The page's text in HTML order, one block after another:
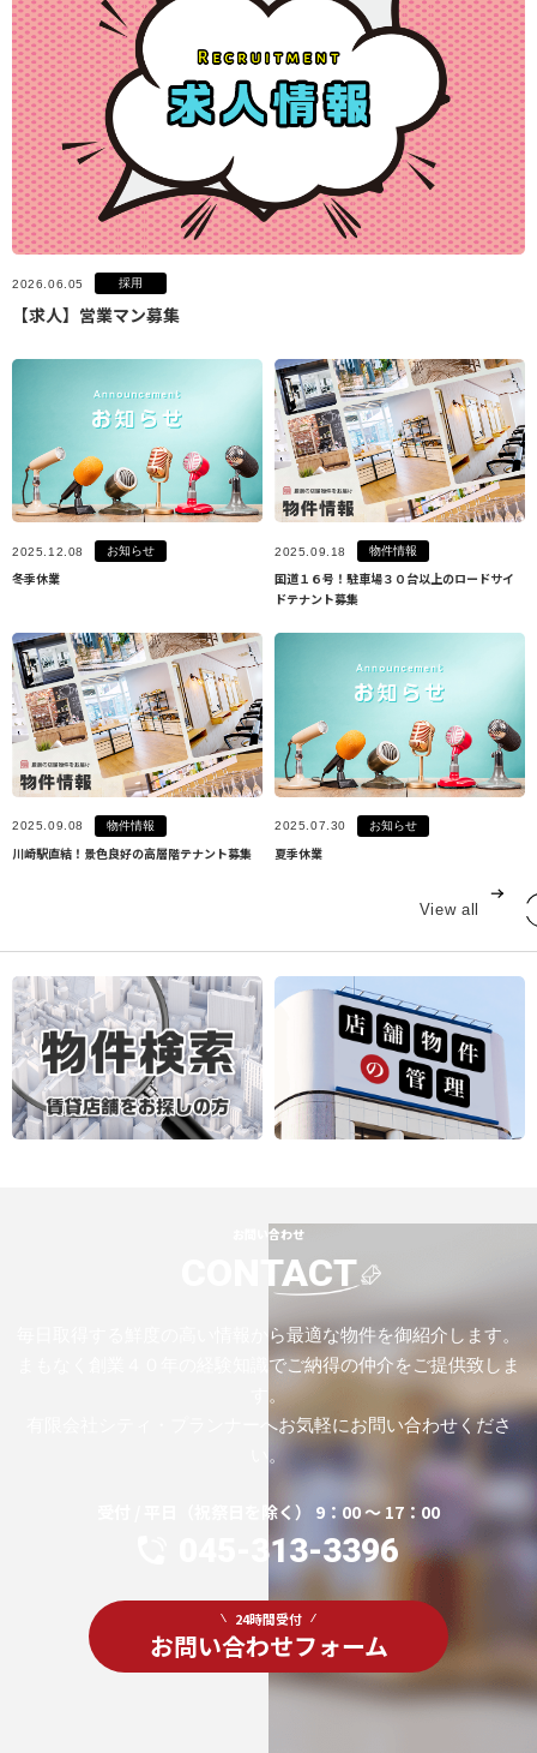
2026.06.05 採用
【求人】営業マン募集
2025.12.08 お知らせ
冬季休業
2025.09.18 物件情報
国道１６号！駐車場３０台以上のロードサイ
ドテナント募集
2025.09.08 物件情報
川崎駅直結！景色良好の高層階テナント募集
2025.07.30 お知らせ
夏季休業
View all
お問い合わせ
CONTACT
毎日取得する鮮度の高い情報から最適な物件を御紹介します。
まもなく創業４０年の経験知識でご納得の仲介をご提供致しま
す。
有限会社シティ・プランナーへお気軽にお問い合わせくださ
い。
受付 / 平日（祝祭日を除く） 9：00 ～ 17：00
045-313-3396
24時間受付
お問い合わせフォーム